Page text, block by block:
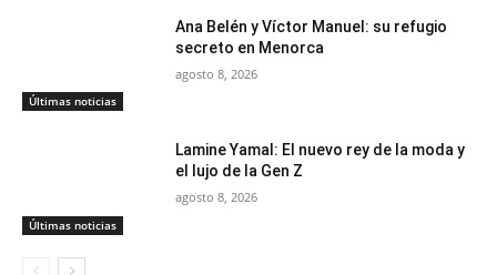
Últimas noticias
Ana Belén y Víctor Manuel: su refugio
secreto en Menorca
agosto 8, 2026
Últimas noticias
Lamine Yamal: El nuevo rey de la moda y
el lujo de la Gen Z
agosto 8, 2026